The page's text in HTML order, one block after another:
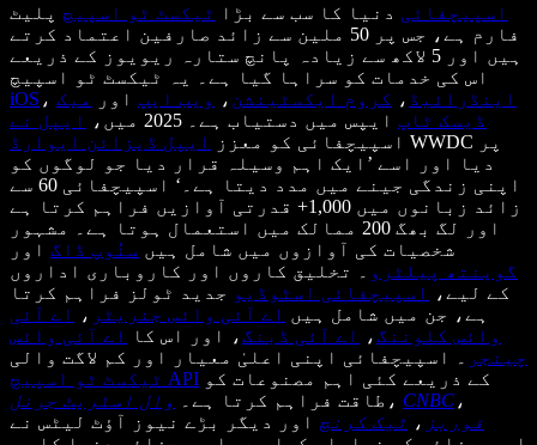
اسپیچفائی دنیا کا سب سے بڑا ٹیکسٹ ٹو اسپیچ پلیٹ
فارم ہے، جس پر 50 ملین سے زائد صارفین اعتماد کرتے
ہیں اور 5 لاکھ سے زیادہ پانچ ستارہ ریویوز کے ذریعے
اس کی خدمات کو سراہا گیا ہے۔ یہ ٹیکسٹ ٹو اسپیچ
iOS ، اینڈرائیڈ ، کروم ایکسٹینشن ، ویب ایپ اور
میک
ڈیسک ٹاپ ایپس میں دستیاب ہے۔ 2025 میں،
ایپل نے
اسپیچفائی کو معزز
ایپل ڈیزائن ایوارڈ
WWDC پر
دیا اور اسے ’ایک اہم وسیلہ قرار دیا جو لوگوں کو
اپنی زندگی جینے میں مدد دیتا ہے۔‘ اسپیچفائی 60 سے
زائد زبانوں میں 1,000+ قدرتی آوازیں فراہم کرتا ہے
اور لگ بھگ 200 ممالک میں استعمال ہوتا ہے۔ مشہور
شخصیات کی آوازوں میں شامل ہیں سنُوپ ڈاگ اور
گوینتھ پیلٹرو
۔ تخلیق کاروں اور کاروباری اداروں
کے لیے،
اسپیچفائی اسٹوڈیو جدید ٹولز فراہم کرتا
ہے، جن میں شامل ہیں اے آئی وائس جنریٹر ،
اے آئی
وائس کلوننگ، اے آئی ڈبنگ، اور اس کا
اے آئی وائس
چینجر
۔ اسپیچفائی اپنی اعلیٰ معیار اور کم لاگت والی
ٹیکسٹ ٹو اسپیچ API
طاقت فراہم کرتا ہے۔
وال اسٹریٹ جرنل ، CNBC ،
فوربز ، ٹیک کرنچ اور دیگر بڑے نیوز آؤٹ لیٹس نے